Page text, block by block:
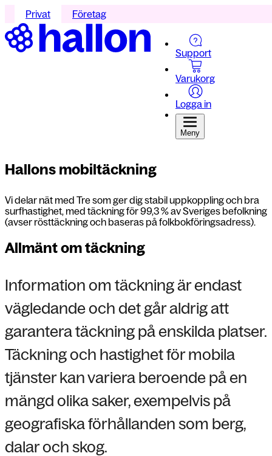
Privat Företag
Support
Varukorg
Logga in
Meny
Hallons mobiltäckning
Vi delar nät med Tre som ger dig stabil uppkoppling och bra
surfhastighet, med täckning för 99,3 % av Sveriges befolkning
(avser rösttäckning och baseras på folkbokföringsadress).
Allmänt om täckning
Information om täckning är endast
vägledande och det går aldrig att
garantera täckning på enskilda platser.
Täckning och hastighet för mobila
tjänster kan variera beroende på en
mängd olika saker, exempelvis på
geografiska förhållanden som berg,
dalar och skog.